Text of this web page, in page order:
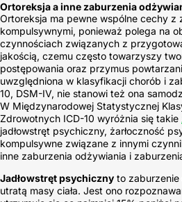
Ortoreksja a inne zaburzenia
Ortoreksja ma pewne wspólne cechy z
kompulsywnymi, ponieważ polega na
czynnościach związanych z
jakością, czemu często towarzyszy
postępowania oraz przymus
uwzględniona w klasyfikacji chorób i
10, DSM-IV, nie stanowi też ona
W Międzynarodowej Statystycznej
Zdrowotnych ICD-10 wyróżnia się takie
jadłowstręt psychiczny, żarłoczność
kompulsywne związane z innymi
inne zaburzenia odżywiania i
Jadłowstręt psychiczny to zaburzenie
utratą masy ciała. Jest ono